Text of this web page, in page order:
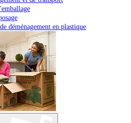
déménagement en plastique